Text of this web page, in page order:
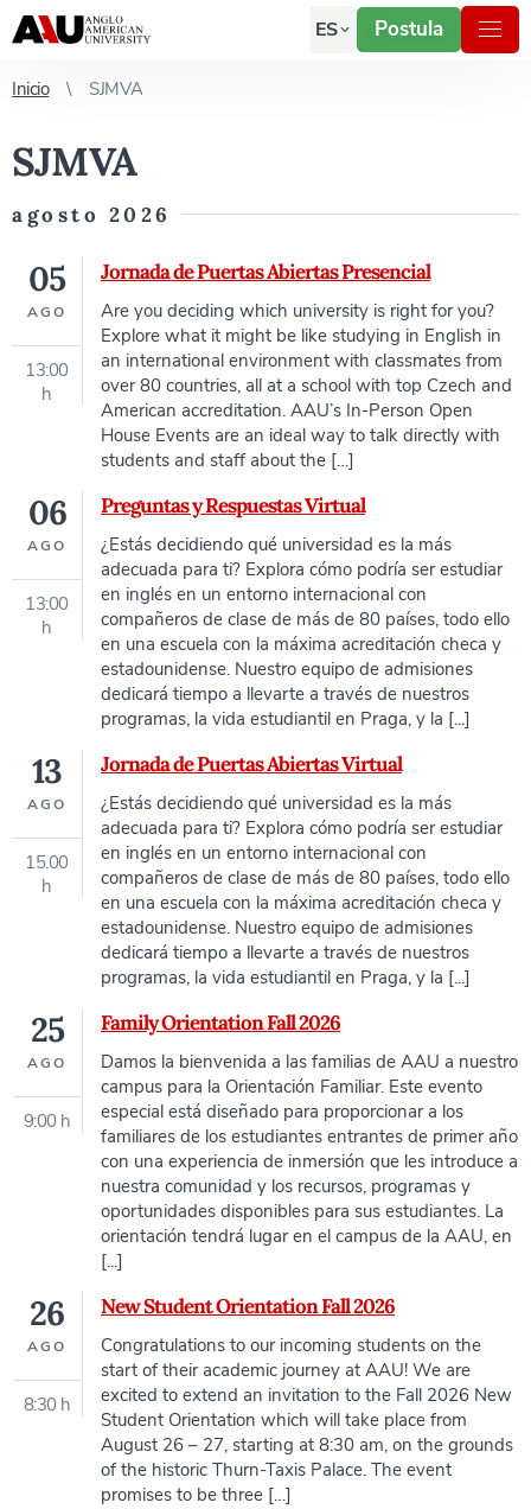
ES Postula
Inicio SJMVA
SJMVA
agosto 2026
Jornada de Puertas Abiertas Presencial
05
AGO
13:00
h
Are you deciding which university is right for you?
Explore what it might be like studying in English in
an international environment with classmates from
over 80 countries, all at a school with top Czech and
American accreditation. AAU’s In-Person Open
House Events are an ideal way to talk directly with
students and staff about the […]
Preguntas y Respuestas Virtual
06
AGO
13:00
h
¿Estás decidiendo qué universidad es la más
adecuada para ti? Explora cómo podría ser estudiar
en inglés en un entorno internacional con
compañeros de clase de más de 80 países, todo ello
en una escuela con la máxima acreditación checa y
estadounidense. Nuestro equipo de admisiones
dedicará tiempo a llevarte a través de nuestros
programas, la vida estudiantil en Praga, y la [...]
Jornada de Puertas Abiertas Virtual
13
AGO
15.00
h
¿Estás decidiendo qué universidad es la más
adecuada para ti? Explora cómo podría ser estudiar
en inglés en un entorno internacional con
compañeros de clase de más de 80 países, todo ello
en una escuela con la máxima acreditación checa y
estadounidense. Nuestro equipo de admisiones
dedicará tiempo a llevarte a través de nuestros
programas, la vida estudiantil en Praga, y la [...]
Family Orientation Fall 2026
25
AGO
9:00 h
Damos la bienvenida a las familias de AAU a nuestro
campus para la Orientación Familiar. Este evento
especial está diseñado para proporcionar a los
familiares de los estudiantes entrantes de primer año
con una experiencia de inmersión que les introduce a
nuestra comunidad y los recursos, programas y
oportunidades disponibles para sus estudiantes. La
orientación tendrá lugar en el campus de la AAU, en
[...]
New Student Orientation Fall 2026
26
AGO
8:30 h
Congratulations to our incoming students on the
start of their academic journey at AAU! We are
excited to extend an invitation to the Fall 2026 New
Student Orientation which will take place from
August 26 – 27, starting at 8:30 am, on the grounds
of the historic Thurn-Taxis Palace. The event
promises to be three […]